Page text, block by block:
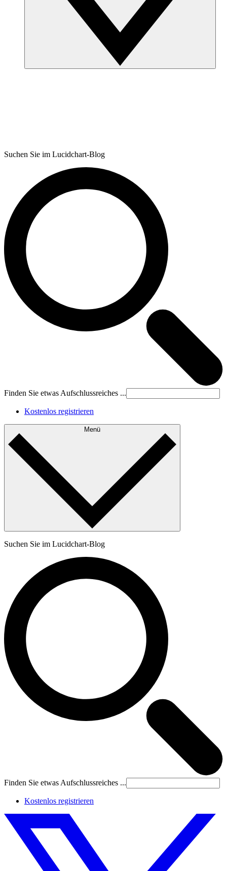
Suchen Sie im Lucidchart-Blog
Finden Sie etwas Aufschlussreiches ...
Kostenlos registrieren
Menü
Suchen Sie im Lucidchart-Blog
Finden Sie etwas Aufschlussreiches ...
Kostenlos registrieren